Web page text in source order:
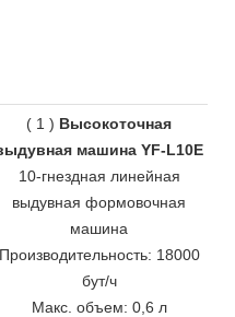
( 1 ) Высокоточная
машина YF-L10E
10-гнездная линейная
выдувная формовочная
машина
Производительность: 18000
бут/ч
Макс. объем: 0,6 л